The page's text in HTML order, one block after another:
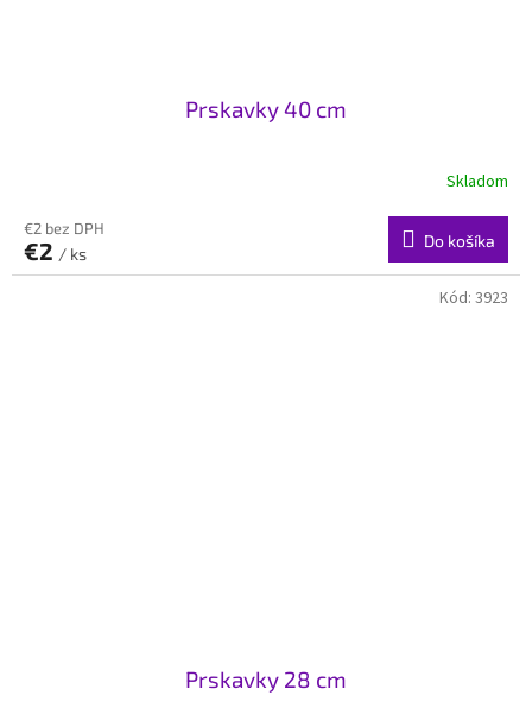
Prskavky 40 cm
Skladom
€2 bez DPH
€2 / ks
Do košíka
Prskavky 28 cm
Kód: 3923